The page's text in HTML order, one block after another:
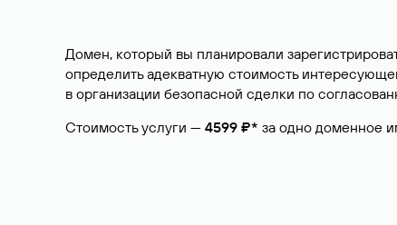
Домен, который вы планировали
определить адекватную стоимость
в организации безопасной сделки по
Стоимость услуги — 4599 ₽* за одно доменное